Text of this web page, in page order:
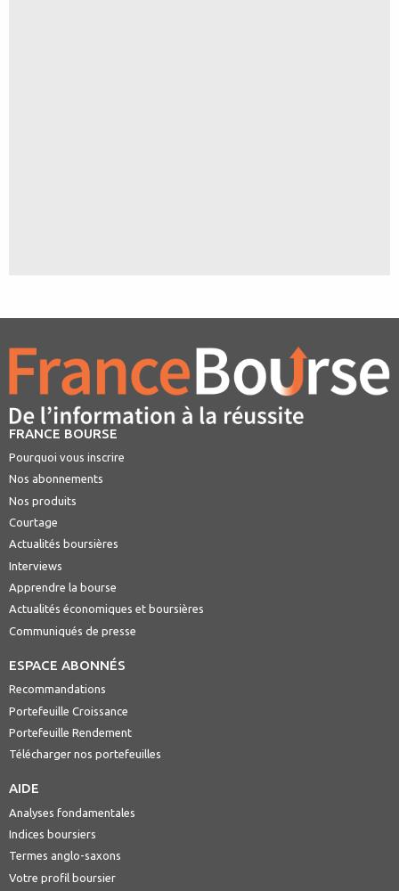
FRANCE BOURSE
Pourquoi vous inscrire
Nos abonnements
Nos produits
Courtage
Actualités boursières
Interviews
Apprendre la bourse
Actualités économiques et boursières
Communiqués de presse
ESPACE ABONNÉS
Recommandations
Portefeuille Croissance
Portefeuille Rendement
Télécharger nos portefeuilles
AIDE
Analyses fondamentales
Indices boursiers
Termes anglo-saxons
Votre profil boursier